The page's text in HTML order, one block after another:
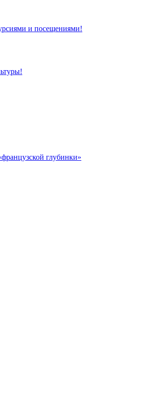
и посещениями!
глубинки»